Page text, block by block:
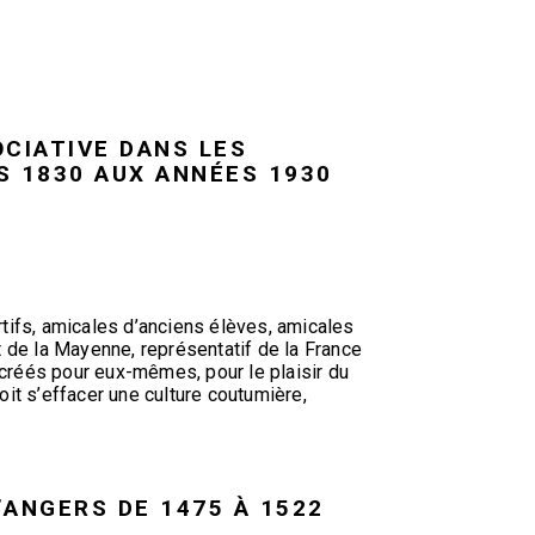
DANS LES
1830 AUX ANNÉES 1930
amicales d’anciens élèves, amicales
la Mayenne, représentatif de la France
pour eux-mêmes, pour le plaisir du
s’effacer une culture coutumière,
DE 1475 À 1522